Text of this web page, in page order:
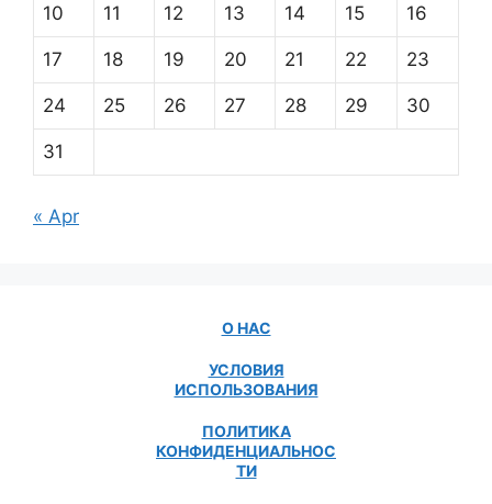
10 11 12 13 14 15 16
17 18 19 20 21 22 23
24 25 26 27 28 29 30
31
« Apr
О НАС
УСЛОВИЯ
ИСПОЛЬЗОВАНИЯ
ПОЛИТИКА
КОНФИДЕНЦИАЛЬНОС
ТИ